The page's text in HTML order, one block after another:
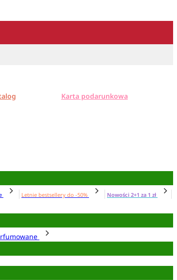
Karta podarunkowa
Letnie bestsellery do -50%
Nowości 2+1 za 1 zł